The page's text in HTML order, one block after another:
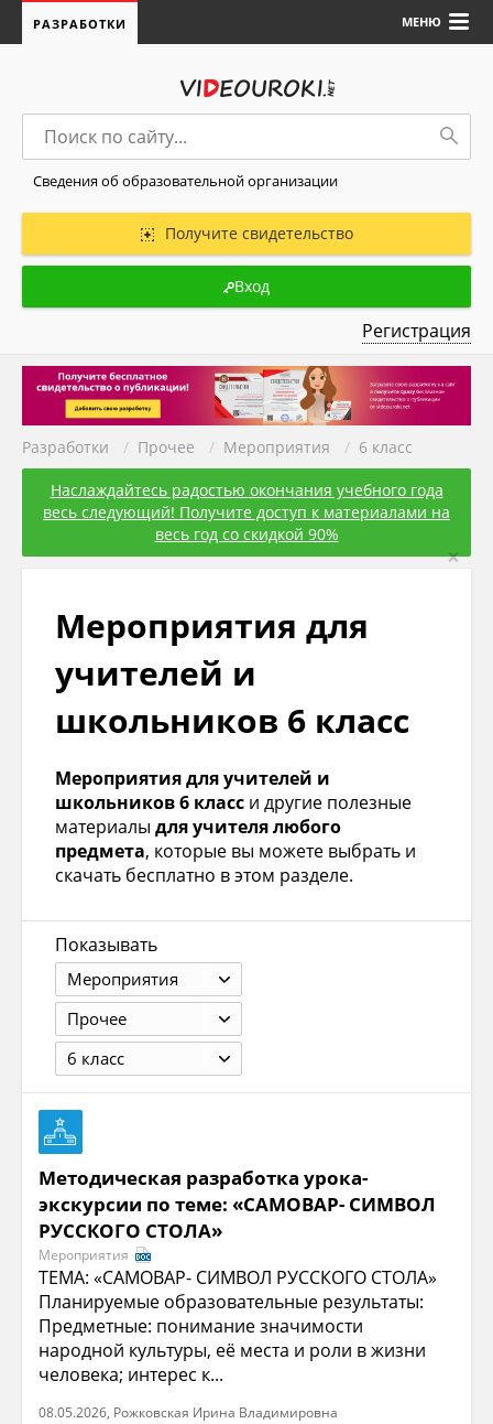
МЕНЮ
РАЗРАБОТКИ
Сведения об образовательной организации
Получите свидетельство
Вход
Регистрация
Разработки / Прочее / Мероприятия / 6 класс
Наслаждайтесь радостью окончания учебного года
весь следующий! Получите доступ к материалами на
весь год со скидкой 90%
×
Мероприятия для
учителей и
школьников 6 класс
Мероприятия для учителей и
школьников 6 класс и другие полезные
материалы для учителя любого
предмета, которые вы можете выбрать и
скачать бесплатно в этом разделе.
Показывать
Мероприятия
Прочее
6 класс
Методическая разработка урока-
экскурсии по теме: «САМОВАР- СИМВОЛ
РУССКОГО СТОЛА»
Мероприятия
ТЕМА: «САМОВАР- СИМВОЛ РУССКОГО СТОЛА»
Планируемые образовательные результаты:
Предметные: понимание значимости
народной культуры, её места и роли в жизни
человека; интерес к...
08.05.2026, Рожковская Ирина Владимировна